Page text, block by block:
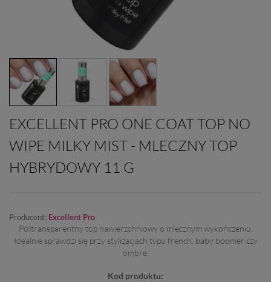
EXCELLENT PRO ONE COAT TOP NO
WIPE MILKY MIST - MLECZNY TOP
HYBRYDOWY 11 G
Producent: Excellent Pro
Półtransparentny top nawierzchniowy o mlecznym wykończeniu.
Idealnie sprawdzi się przy stylizacjach typu french, baby boomer czy
ombre.
Kod produktu: